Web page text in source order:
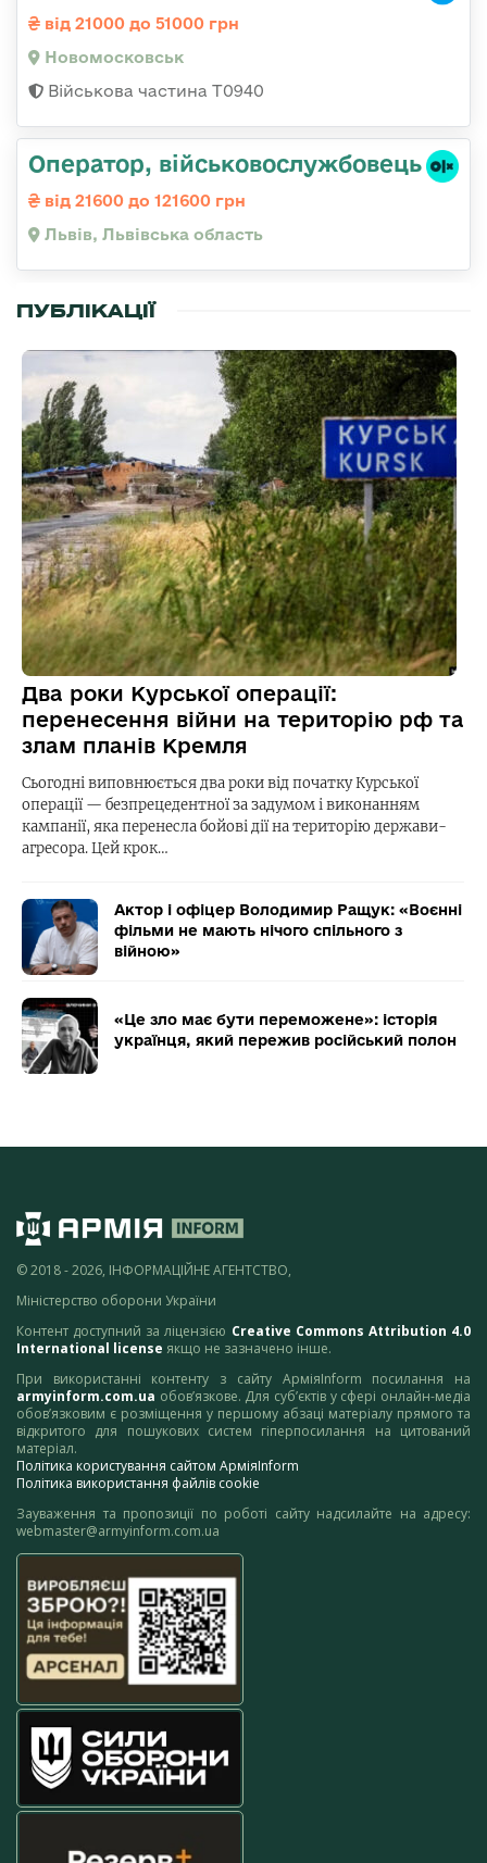
від 21000 до 51000 грн
Новомосковськ
Військова частина Т0940
Оператор, військовослужбовець
від 21600 до 121600 грн
Львів, Львівська область
ПУБЛІКАЦІЇ
Два роки Курської операції:
перенесення війни на територію рф та
злам планів Кремля
Сьогодні виповнюється два роки від початку Курської
операції — безпрецедентної за задумом і виконанням
кампанії, яка перенесла бойові дії на територію держави-
агресора. Цей крок…
Актор і офіцер Володимир Ращук: «Воєнні
фільми не мають нічого спільного з
війною»
«Це зло має бути переможене»: історія
українця, який пережив російський полон
© 2018 - 2026, ІНФОРМАЦІЙНЕ АГЕНТСТВО,
Міністерство оборони України
Контент доступний за ліцензією Creative Commons Attribution 4.0
International license якщо не зазначено інше.
При використанні контенту з сайту АрміяInform посилання на
armyinform.com.ua обов’язкове. Для суб’єктів у сфері онлайн-медіа
обов’язковим є розміщення у першому абзаці матеріалу прямого та
відкритого для пошукових систем гіперпосилання на цитований
матеріал.
Політика користування сайтом АрміяInform
Політика використання файлів cookie
Зауваження та пропозиції по роботі сайту надсилайте на адресу:
webmaster@armyinform.com.ua